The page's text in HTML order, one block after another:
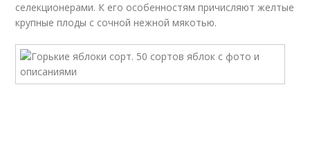
селекционерами. К его особенностям причисляют желтые
крупные плоды с сочной нежной мякотью.